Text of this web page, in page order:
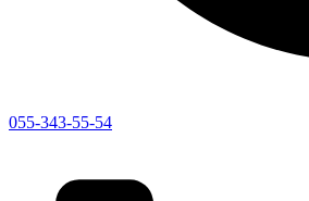
055-343-55-54